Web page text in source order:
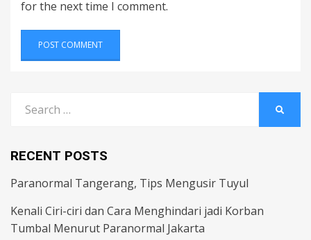
for the next time I comment.
for:
RECENT POSTS
Paranormal Tangerang, Tips Mengusir Tuyul
Kenali Ciri-ciri dan Cara Menghindari jadi Korban
Tumbal Menurut Paranormal Jakarta